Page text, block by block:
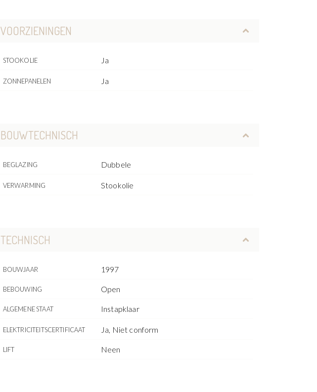
VOORZIENINGEN
STOOKOLIE Ja
ZONNEPANELEN Ja
BOUWTECHNISCH
BEGLAZING Dubbele
VERWARMING Stookolie
TECHNISCH
BOUWJAAR 1997
BEBOUWING Open
ALGEMENE STAAT Instapklaar
ELEKTRICITEITSCERTIFICAAT Ja, Niet conform
LIFT Neen